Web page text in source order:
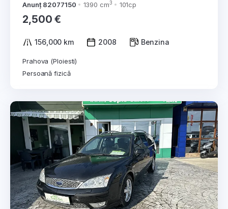
Anunț 82077150 1390 cm3 101cp
2,500 €
156,000 km 2008 Benzina
Prahova (Ploiesti)
Persoană fizică